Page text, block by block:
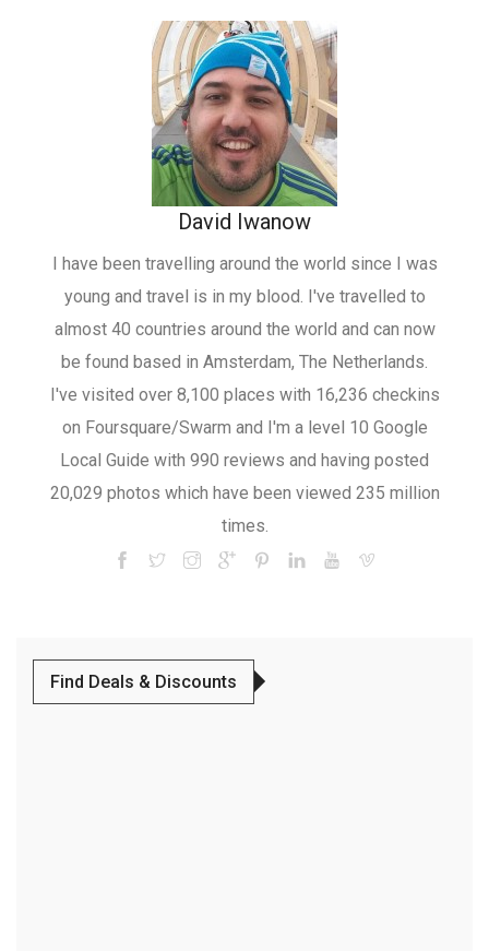
David Iwanow
I have been travelling around the world since I was
young and travel is in my blood. I've travelled to
almost 40 countries around the world and can now
be found based in Amsterdam, The Netherlands.
I've visited over 8,100 places with 16,236 checkins
on Foursquare/Swarm and I'm a level 10 Google
Local Guide with 990 reviews and having posted
20,029 photos which have been viewed 235 million
times.
Find Deals & Discounts